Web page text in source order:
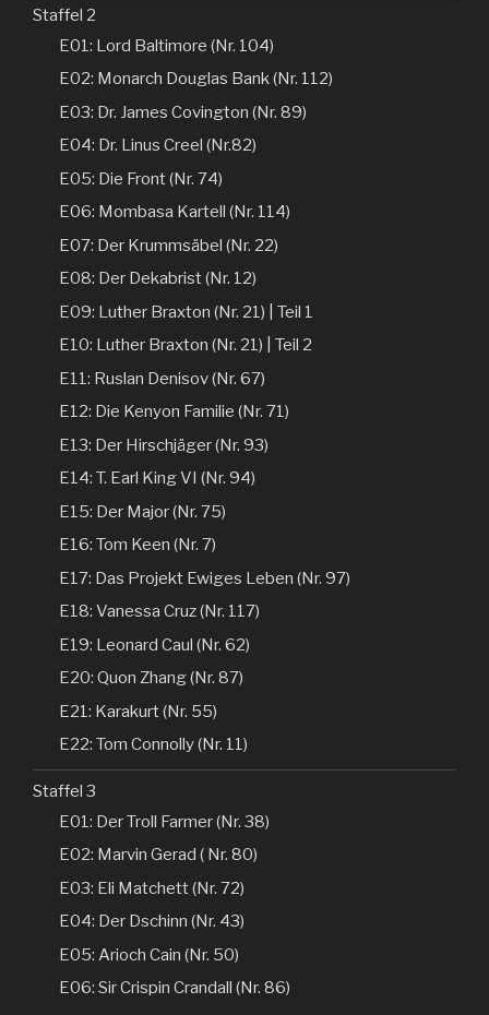
Staffel 2
E01: Lord Baltimore (Nr. 104)
E02: Monarch Douglas Bank (Nr. 112)
E03: Dr. James Covington (Nr. 89)
E04: Dr. Linus Creel (Nr.82)
E05: Die Front (Nr. 74)
E06: Mombasa Kartell (Nr. 114)
E07: Der Krummsäbel (Nr. 22)
E08: Der Dekabrist (Nr. 12)
E09: Luther Braxton (Nr. 21) | Teil 1
E10: Luther Braxton (Nr. 21) | Teil 2
E11: Ruslan Denisov (Nr. 67)
E12: Die Kenyon Familie (Nr. 71)
E13: Der Hirschjäger (Nr. 93)
E14: T. Earl King VI (Nr. 94)
E15: Der Major (Nr. 75)
E16: Tom Keen (Nr. 7)
E17: Das Projekt Ewiges Leben (Nr. 97)
E18: Vanessa Cruz (Nr. 117)
E19: Leonard Caul (Nr. 62)
E20: Quon Zhang (Nr. 87)
E21: Karakurt (Nr. 55)
E22: Tom Connolly (Nr. 11)
Staffel 3
E01: Der Troll Farmer (Nr. 38)
E02: Marvin Gerad ( Nr. 80)
E03: Eli Matchett (Nr. 72)
E04: Der Dschinn (Nr. 43)
E05: Arioch Cain (Nr. 50)
E06: Sir Crispin Crandall (Nr. 86)